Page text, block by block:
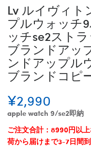
Lv ルイヴィト
プルウォッチ
ッチse2スト
ブランドアッ
ンドアップル
ブランドコピ
¥2,990
apple watch 9/se2即納
ご注文合計：8990円以
荷から届けまで3-7日間